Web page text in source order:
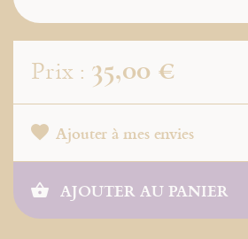
Prix : 35,00 €
Ajouter à mes envies
AJOUTER AU PANIER